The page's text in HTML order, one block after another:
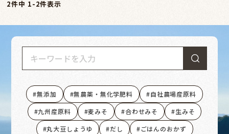
2件中 1-2件表示
無添加 無農薬・無化学肥料
自社農場産原料
九州産原料
麦みそ 合わせみそ
生みそ
丸大豆しょうゆ
だし
ごはんのおかず